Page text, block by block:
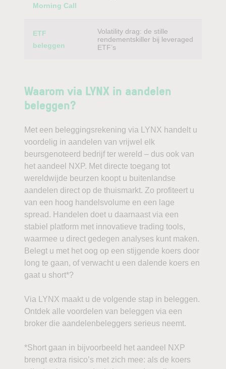
Morning Call
ETF
beleggen
Volatility drag: de stille
rendementskiller bij leveraged
ETF’s
Waarom via LYNX in aandelen
beleggen?
Met een beleggingsrekening via LYNX handelt u
voordelig in aandelen van vrijwel elk
beursgenoteerd bedrijf ter wereld – dus ook van
het aandeel NXP. Met directe toegang tot
wereldwijde beurzen koopt u buitenlandse
aandelen direct op de thuismarkt. Zo profiteert u
van een hoog handelsvolume en een lage
spread. Handelen doet u daarnaast via een
stabiel platform met innovatieve trading tools,
waarmee u direct gedegen analyses kunt maken.
Belegt u met het oog op een stijgende koers door
long te gaan, of verwacht u een dalende koers en
gaat u short*?
Via LYNX maakt u de volgende stap in beleggen.
Ontdek alle voordelen van beleggen via een
broker die aandelenbeleggers serieus neemt.
*Short gaan in bijvoorbeeld het aandeel NXP
brengt extra risico’s met zich mee: als de koers